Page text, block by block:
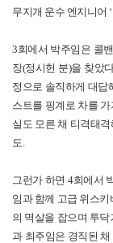
무지개 운수 엔지니어
3회에서 박주임은 콜
장(정시헌 분)을 찾았
정으로 솔직하게 대답
스트를 핑계로 차를
실도 모른 채 티격태
도.
그런가 하면 4회에서
임과 함께 고급 위스
의 멱살을 잡으며 투
과 최주임은 경직된